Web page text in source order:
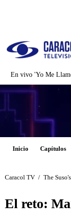
En vivo 'Yo Me
Inicio Capítulos
Caracol TV / The
El reto: